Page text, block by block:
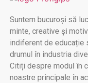
Suntem bucuroși să
minte, creative și
indiferent de educație
drumul în industria
Citiți despre modul în
noastre principale în